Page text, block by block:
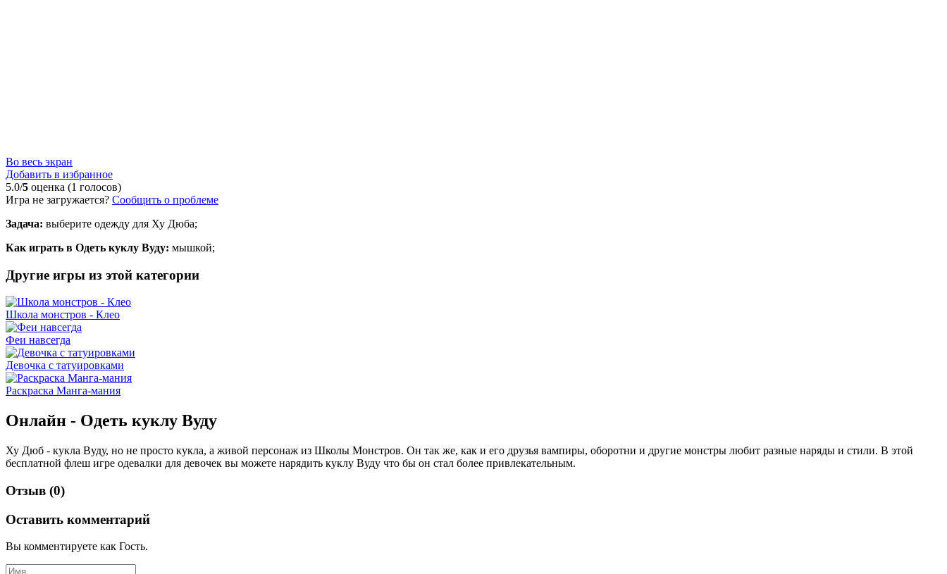
Во весь экран
Добавить в избранное
5.0/5 оценка (1 голосов)
Игра не загружается? Сообщить о проблеме
Задача: выберите одежду для Ху Дюба;
Как играть в Одеть куклу Вуду: мышкой;
Другие игры из этой категории
Школа монстров - Клео
Феи навсегда
Девочка с татуировками
Раскраска Манга-мания
Онлайн - Одеть куклу Вуду
Ху Дюб - кукла Вуду, но не просто кукла, а живой персонаж из Школы Монстров. Он так же, как и его друзья вампиры, оборотни и другие монстры любит разные наряды и стили. В этой
бесплатной флеш игре одевалки для девочек вы можете нарядить куклу Вуду что бы он стал более привлекательным.
Отзыв (0)
Оставить комментарий
Вы комментируете как Гость.